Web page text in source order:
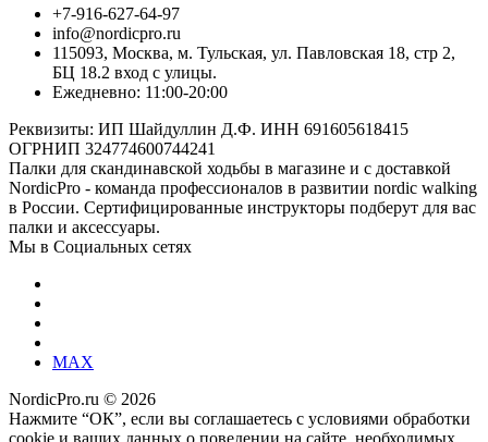
+7-916-627-64-97
info@nordicpro.ru
115093, Москва, м. Тульская, ул. Павловская 18, стр 2,
БЦ 18.2 вход с улицы.
Ежедневно: 11:00-20:00
Реквизиты: ИП Шайдуллин Д.Ф. ИНН 691605618415
ОГРНИП 324774600744241
Палки для скандинавской ходьбы в магазине и с доставкой
NordicPro - команда профессионалов в развитии nordic walking
в России. Сертифицированные инструкторы подберут для вас
палки и аксессуары.
Мы в Социальных сетях
MAX
NordicPro.ru © 2026
Нажмите “ОК”, если вы соглашаетесь с условиями обработки
cookie и ваших данных о поведении на сайте, необходимых